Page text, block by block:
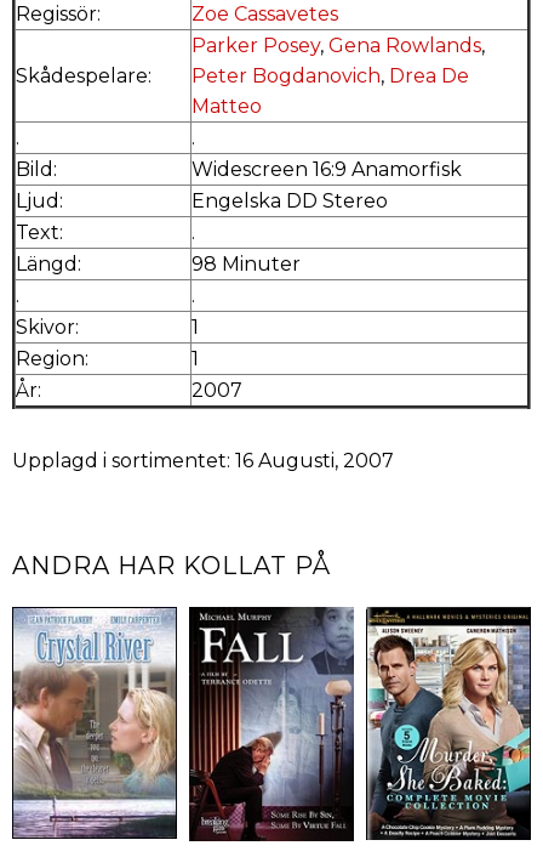
Regissör: Zoe Cassavetes
Skådespelare:
Parker Posey, Gena Rowlands,
Peter Bogdanovich, Drea De
Matteo
.
.
Bild:
Widescreen 16:9 Anamorfisk
Ljud:
Engelska DD Stereo
Text:
.
Längd:
98 Minuter
.
.
Skivor:
1
Region:
1
År:
2007
Upplagd i sortimentet: 16 Augusti, 2007
ANDRA HAR KOLLAT PÅ